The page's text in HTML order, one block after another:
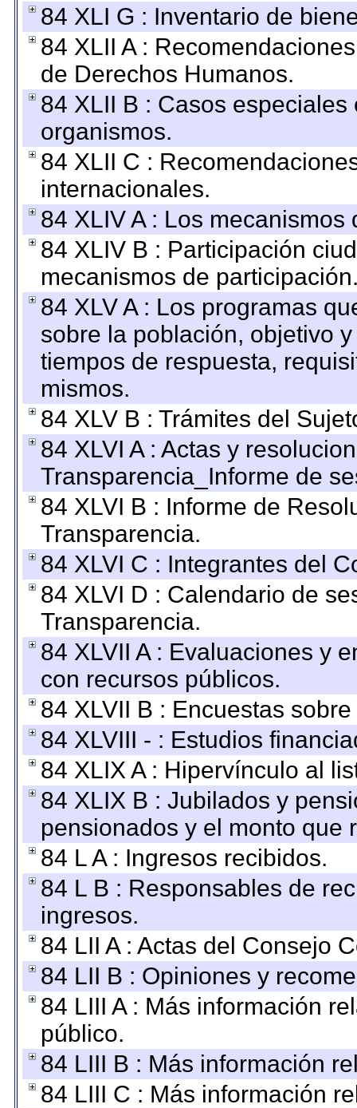
84 XLI G : Inventario de
84 XLII A :
de Derechos Humanos.
84 XLII B : Casos
organismos.
84 XLII C :
internacionales.
84 XLIV A : Los
84 XLIV B : Participación
mecanismos de
84 XLV A : Los programas
sobre la población, objetivo
tiempos de respuesta,
mismos.
84 XLV B : Trámites del
84 XLVI A : Actas y
Transparencia_Informe de
84 XLVI B : Informe de
Transparencia.
84 XLVI C : Integrantes del
84 XLVI D : Calendario de
Transparencia.
84 XLVII A : Evaluaciones y
con recursos públicos.
84 XLVII B : Encuestas
84 XLVIII - : Estudios
84 XLIX A : Hipervínculo al
84 XLIX B : Jubilados y
pensionados y el monto que
84 L A : Ingresos recibidos.
84 L B : Responsables de
ingresos.
84 LII A : Actas del Consejo
84 LII B : Opiniones y
84 LIII A : Más información
público.
84 LIII B : Más información
84 LIII C : Más información